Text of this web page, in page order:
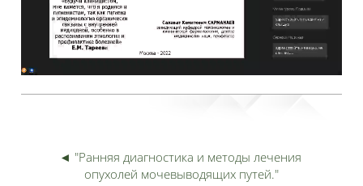
◄ "Ранняя диагностика и методы лечения
опухолей мочевыводящих путей."